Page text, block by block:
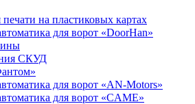
печати на пластиковых картах
для ворот «DoorHan»
СКУД
для ворот «AN-Motors»
для ворот «CAME»